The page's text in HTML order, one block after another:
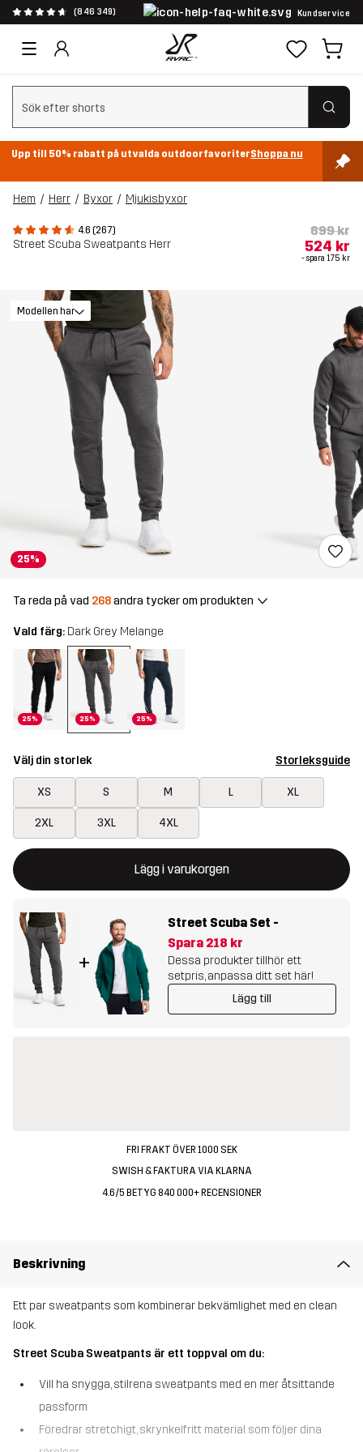
(846 349) Kundservice
Rensa sök
Upp till 50% rabatt på utvalda outdoorfavoriterShoppa nu
Hem Herr Byxor Mjukisbyxor
4.6 (267)
Street Scuba Sweatpants Herr
699 kr
524 kr
- spara 175 kr
25%
Modellen har
Ta reda på vad 268andra tycker om produkten
Vald färg: Dark Grey Melange
25% 25% 25%
Välj din storlek Storleksguide
XS S M L XL
2XL 3XL 4XL
Lägg i varukorgen
Denna knapp kommer att öppna en modal som bekräftar en ny
{{size}} inte tillgänglig
+
Street Scuba Set -
Spara 218 kr
Dessa produkter tillhör ett
setpris, anpassa ditt set här!
Lägg till
FRI FRAKT ÖVER 1000 SEK
SWISH & FAKTURA VIA KLARNA
4.6/5 BETYG 840 000+ RECENSIONER
Beskrivning
Ett par sweatpants som kombinerar bekvämlighet med en clean
look.
Street Scuba Sweatpants är ett toppval om du:
Vill ha snygga, stilrena sweatpants med en mer åtsittande
passform
Föredrar stretchigt, skrynkelfritt material som följer dina